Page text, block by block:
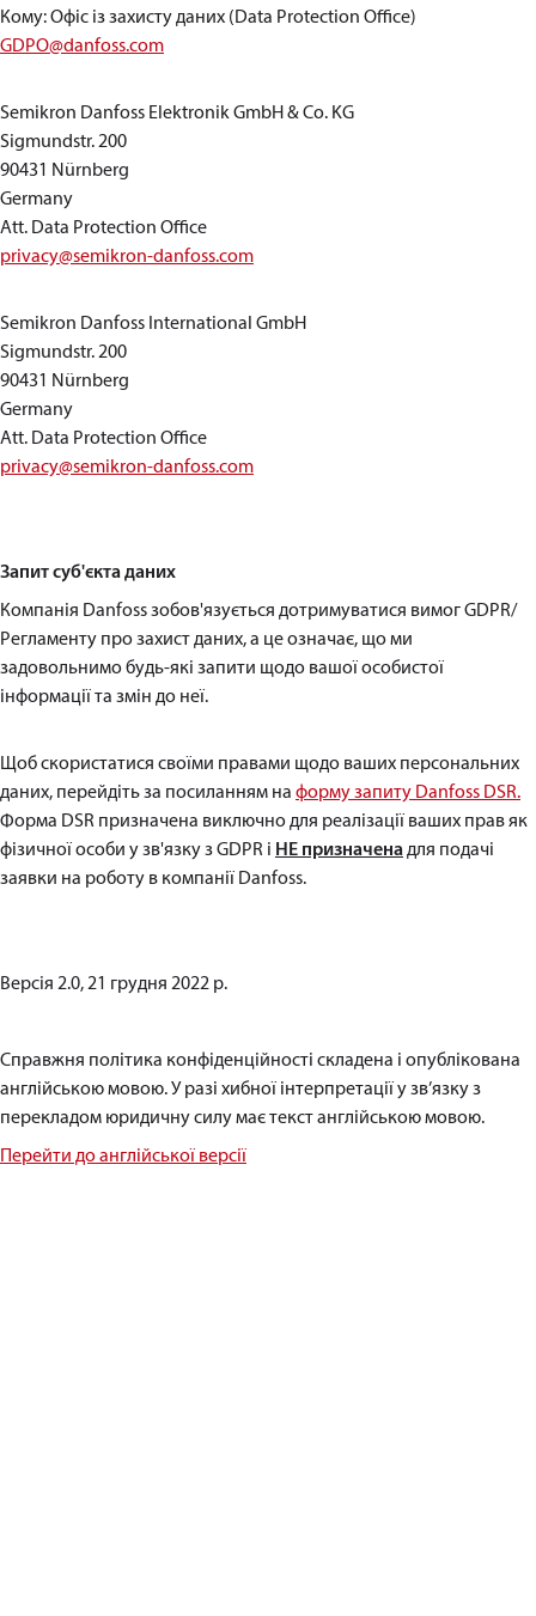
Кому: Офіс із захисту даних (Data Protection Office)
GDPO@danfoss.com
Semikron Danfoss Elektronik GmbH & Co. KG
Sigmundstr. 200
90431 Nürnberg
Germany
Att. Data Protection Office
privacy@semikron-danfoss.com
Semikron Danfoss International GmbH
Sigmundstr. 200
90431 Nürnberg
Germany
Att. Data Protection Office
privacy@semikron-danfoss.com
Запит суб'єкта даних
Компанія Danfoss зобов'язується дотримуватися вимог GDPR/
Регламенту про захист даних, а це означає, що ми
задовольнимо будь-які запити щодо вашої особистої
інформації та змін до неї.
Щоб скористатися своїми правами щодо ваших персональних
даних, перейдіть за посиланням на форму запиту Danfoss DSR.
Форма DSR призначена виключно для реалізації ваших прав як
фізичної особи у зв'язку з GDPR і НЕ призначенадля подачі
заявки на роботу в компанії Danfoss.
Версія 2.0, 21 грудня 2022 р.
Справжня політика конфіденційності складена і опублікована
англійською мовою. У разі хибної інтерпретації у зв’язку з
перекладом юридичну силу має текст англійською мовою.
Перейти до англійської версії